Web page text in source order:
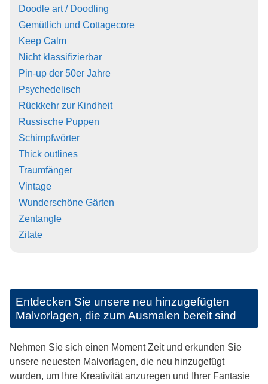
Doodle art / Doodling
Gemütlich und Cottagecore
Keep Calm
Nicht klassifizierbar
Pin-up der 50er Jahre
Psychedelisch
Rückkehr zur Kindheit
Russische Puppen
Schimpfwörter
Thick outlines
Traumfänger
Vintage
Wunderschöne Gärten
Zentangle
Zitate
Entdecken Sie unsere neu hinzugefügten
Malvorlagen, die zum Ausmalen bereit sind
Nehmen Sie sich einen Moment Zeit und erkunden Sie
unsere neuesten Malvorlagen, die neu hinzugefügt
wurden, um Ihre Kreativität anzuregen und Ihrer Fantasie